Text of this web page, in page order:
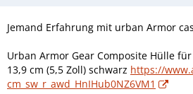
Jemand Erfahrung mit urban Armor
Urban Armor Gear Composite Hülle
13,9 cm (5,5 Zoll) schwarz https://
cm_sw_r_awd_HnIHub0NZ6VM1